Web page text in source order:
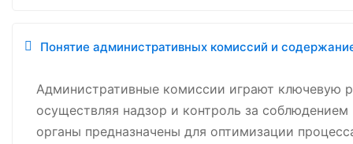
Понятие административных комиссий и
Административные комиссии играют ключевую
осуществляя надзор и контроль за
органы предназначены для оптимизации